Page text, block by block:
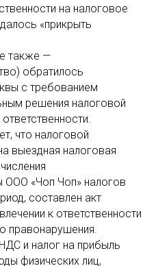
на налоговое
«прикрыть
также —
обратилось
с требованием
решения налоговой
что налоговой
выездная налоговая
ООО «Чоп Чоп» налогов
составлен акт
к ответственности
правонарушения.
и налог на прибыль
физических лиц,